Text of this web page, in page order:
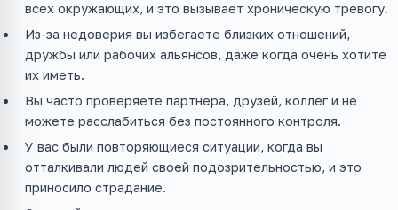
всех окружающих, и это вызывает хроническую тревогу.
Из-за недоверия вы избегаете близких отношений,
дружбы или рабочих альянсов, даже когда очень хотите
их иметь.
Вы часто проверяете партнёра, друзей, коллег и не
можете расслабиться без постоянного контроля.
У вас были повторяющиеся ситуации, когда вы
отталкивали людей своей подозрительностью, и это
приносило страдание.